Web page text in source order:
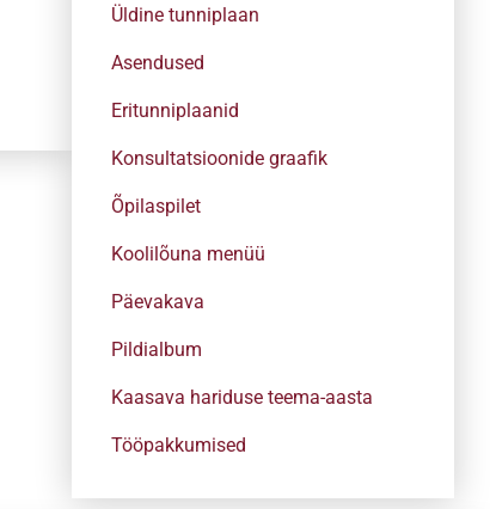
Üldine tunniplaan
Asendused
Eritunniplaanid
Konsultatsioonide graafik
Õpilaspilet
Koolilõuna menüü
Päevakava
Pildialbum
Kaasava hariduse teema-aasta
Tööpakkumised